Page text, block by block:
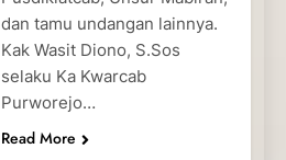
dan tamu undangan lainnya.
Kak Wasit Diono, S.Sos
selaku Ka Kwarcab
Purworejo…
Read More